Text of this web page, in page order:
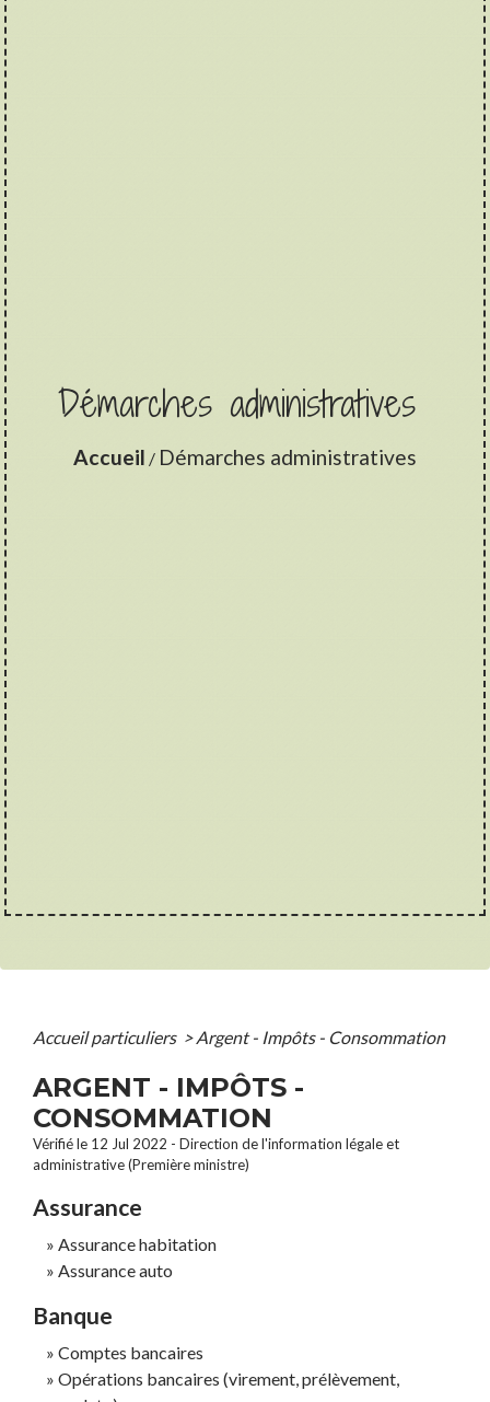
Démarches administratives
Accueil / Démarches administratives
Accueil particuliers > Argent - Impôts - Consommation
ARGENT - IMPÔTS -
CONSOMMATION
Vérifié le 12 Jul 2022 - Direction de l'information légale et
administrative (Première ministre)
Assurance
Assurance habitation
Assurance auto
Banque
Comptes bancaires
Opérations bancaires (virement, prélèvement,